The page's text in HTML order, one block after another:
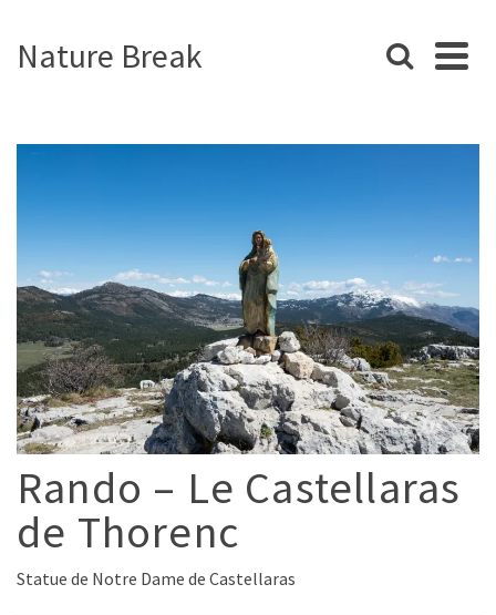
Nature Break
Rando – Le Castellaras
de Thorenc
Statue de Notre Dame de Castellaras